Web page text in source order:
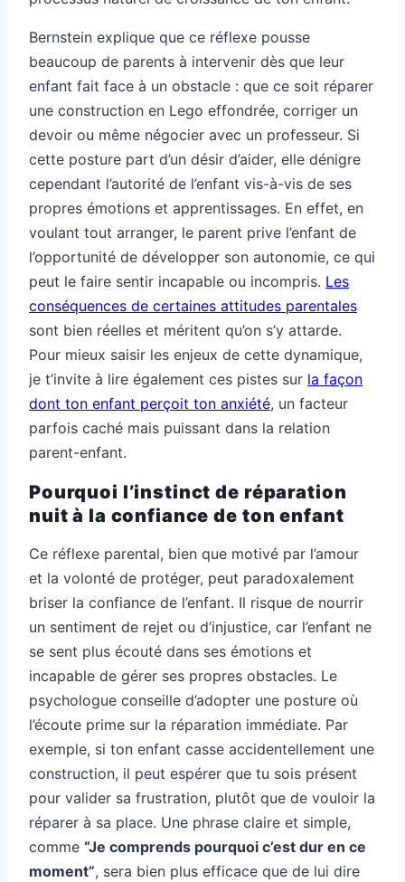
Bernstein explique que ce réflexe pousse
beaucoup de parents à intervenir dès que leur
enfant fait face à un obstacle : que ce soit réparer
une construction en Lego effondrée, corriger un
devoir ou même négocier avec un professeur. Si
cette posture part d’un désir d’aider, elle dénigre
cependant l’autorité de l’enfant vis-à-vis de ses
propres émotions et apprentissages. En effet, en
voulant tout arranger, le parent prive l’enfant de
l’opportunité de développer son autonomie, ce qui
peut le faire sentir incapable ou incompris. Les
conséquences de certaines attitudes parentales
sont bien réelles et méritent qu’on s’y attarde.
Pour mieux saisir les enjeux de cette dynamique,
je t’invite à lire également ces pistes sur la façon
dont ton enfant perçoit ton anxiété, un facteur
parfois caché mais puissant dans la relation
parent-enfant.
Pourquoi l’instinct de réparation
nuit à la confiance de ton enfant
Ce réflexe parental, bien que motivé par l’amour
et la volonté de protéger, peut paradoxalement
briser la confiance de l’enfant. Il risque de nourrir
un sentiment de rejet ou d’injustice, car l’enfant ne
se sent plus écouté dans ses émotions et
incapable de gérer ses propres obstacles. Le
psychologue conseille d’adopter une posture où
l’écoute prime sur la réparation immédiate. Par
exemple, si ton enfant casse accidentellement une
construction, il peut espérer que tu sois présent
pour valider sa frustration, plutôt que de vouloir la
réparer à sa place. Une phrase claire et simple,
comme “Je comprends pourquoi c’est dur en ce
moment”, sera bien plus efficace que de lui dire